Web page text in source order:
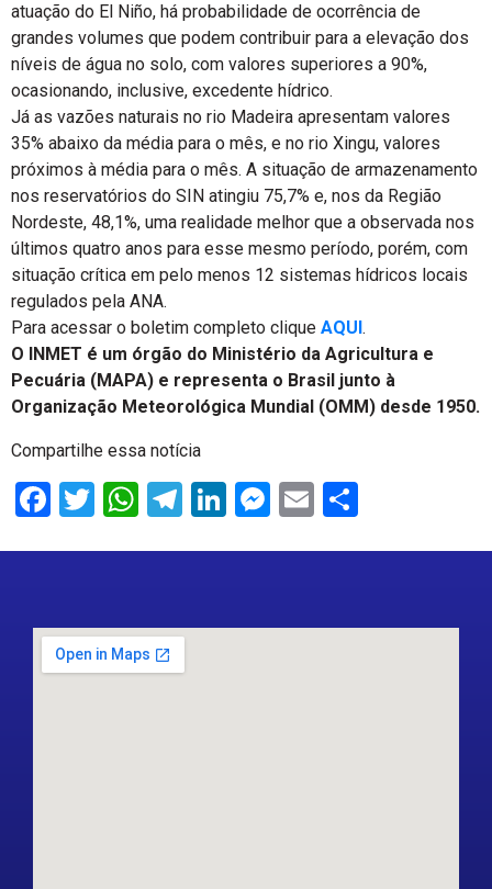
atuação do El Niño, há probabilidade de ocorrência de
grandes volumes que podem contribuir para a elevação dos
níveis de água no solo, com valores superiores a 90%,
ocasionando, inclusive, excedente hídrico.
Já as vazões naturais no rio Madeira apresentam valores
35% abaixo da média para o mês, e no rio Xingu, valores
próximos à média para o mês. A situação de armazenamento
nos reservatórios do SIN atingiu 75,7% e, nos da Região
Nordeste, 48,1%, uma realidade melhor que a observada nos
últimos quatro anos para esse mesmo período, porém, com
situação crítica em pelo menos 12 sistemas hídricos locais
regulados pela ANA.
Para acessar o boletim completo clique AQUI.
O INMET é um órgão do Ministério da Agricultura e
Pecuária (MAPA) e representa o Brasil junto à
Organização Meteorológica Mundial (OMM) desde 1950.
Compartilhe essa notícia
Facebook
Twitter
WhatsApp
Telegram
LinkedIn
Messenger
Email